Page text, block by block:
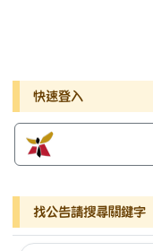
右邊區域內容
快速登入
找公告請搜尋關鍵字